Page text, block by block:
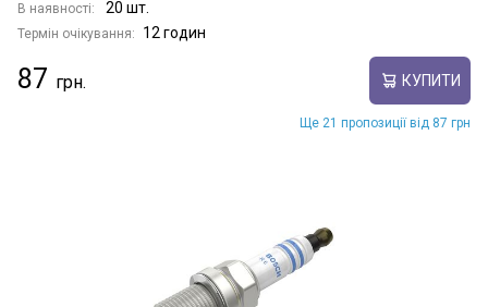
В наявності: 20 шт.
Термін очікування: 12 годин
87 КУПИТИ
Ще 21 пропозиції від 87 грн